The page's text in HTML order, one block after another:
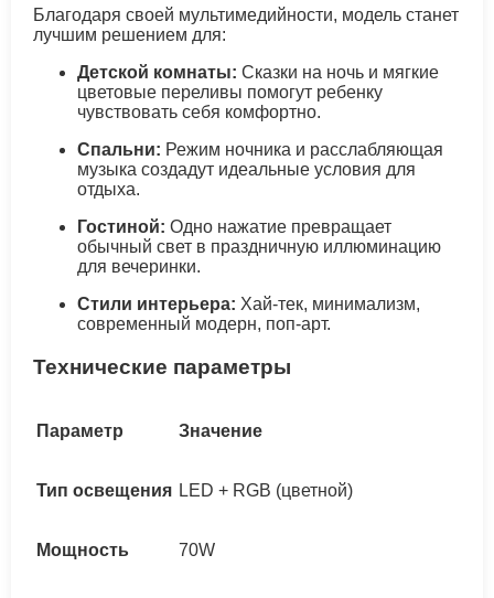
Благодаря своей мультимедийности, модель станет
лучшим решением для:
Детской комнаты: Сказки на ночь и мягкие
цветовые переливы помогут ребенку
чувствовать себя комфортно.
Спальни: Режим ночника и расслабляющая
музыка создадут идеальные условия для
отдыха.
Гостиной: Одно нажатие превращает
обычный свет в праздничную иллюминацию
для вечеринки.
Стили интерьера: Хай-тек, минимализм,
современный модерн, поп-арт.
Технические параметры
Параметр Значение
Тип освещения LED + RGB (цветной)
Мощность 70W